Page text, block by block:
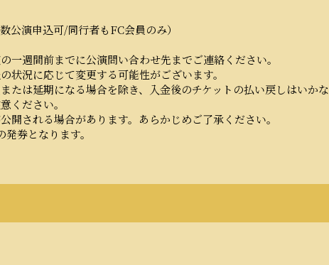
演申込可/同行者もFC会員のみ）
週間前までに公演問い合わせ先までご連絡ください。
況に応じて変更する可能性がございます。
たは延期になる場合を除き、入金後のチケットの払い戻しはいかな
ください。
される場合があります。あらかじめご了承ください。
券となります。